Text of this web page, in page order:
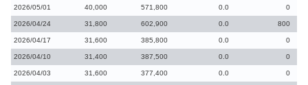
2026/05/01 40,000 571,800 0.0 0
2026/04/24 31,800 602,900 0.0 800
2026/04/17 31,600 385,800 0.0 0
2026/04/10 31,400 387,500 0.0 0
2026/04/03 31,600 377,400 0.0 0